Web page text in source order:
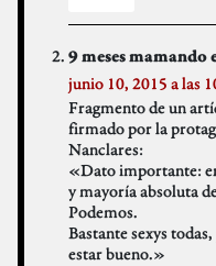
9 meses mamando
junio 10, 2015 a las
Fragmento de un
firmado por la
Nanclares:
«Dato importante:
y mayoría absoluta
Podemos.
Bastante sexys
estar bueno.»